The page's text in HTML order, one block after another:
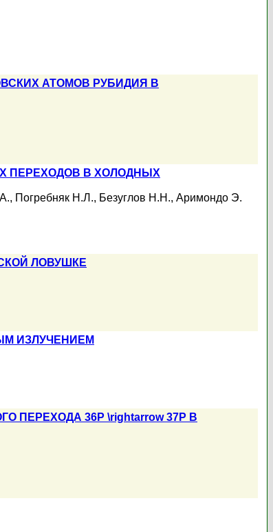
АТОМОВ РУБИДИЯ В
ПЕРЕХОДОВ В ХОЛОДНЫХ
, Погребняк Н.Л., Безуглов Н.Н., Аримондо Э.
ЛОВУШКЕ
ИЗЛУЧЕНИЕМ
36P \rightarrow 37P В